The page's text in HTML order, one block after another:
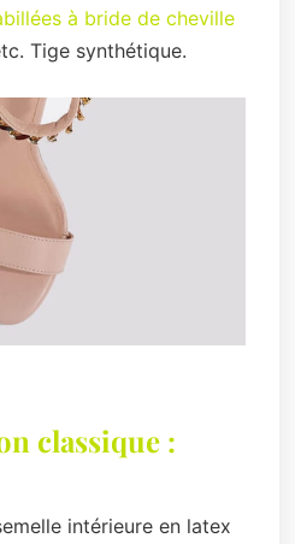
à bride de cheville
Tige synthétique.
classique :
intérieure en latex